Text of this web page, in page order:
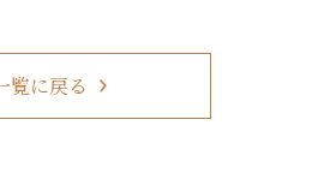
覧に戻る